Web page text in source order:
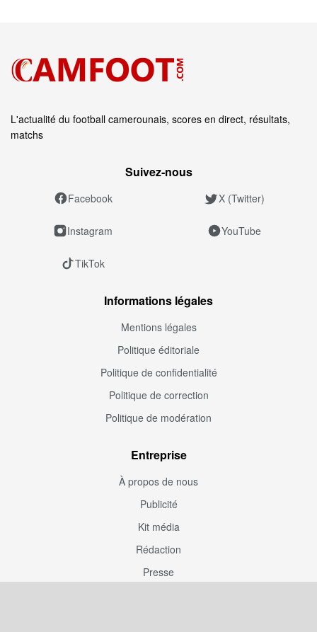
L'actualité du football camerounais, scores en direct, résultats,
matchs
Suivez‑nous
Facebook X (Twitter)
Instagram YouTube
TikTok
Informations légales
Mentions légales
Politique éditoriale
Politique de confidentialité
Politique de correction
Politique de modération
Entreprise
À propos de nous
Publicité
Kit média
Rédaction
Presse